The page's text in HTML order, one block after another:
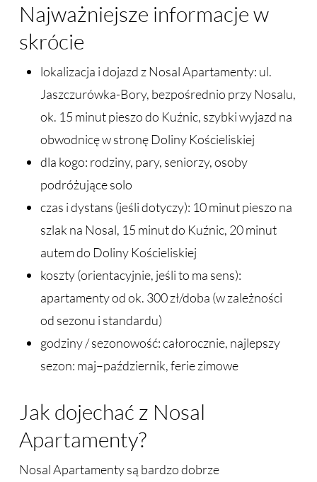
Najważniejsze informacje w
skrócie
lokalizacja i dojazd z Nosal Apartamenty: ul.
Jaszczurówka-Bory, bezpośrednio przy Nosalu,
ok. 15 minut pieszo do Kuźnic, szybki wyjazd na
obwodnicę w stronę Doliny Kościeliskiej
dla kogo: rodziny, pary, seniorzy, osoby
podróżujące solo
czas i dystans (jeśli dotyczy): 10 minut pieszo na
szlak na Nosal, 15 minut do Kuźnic, 20 minut
autem do Doliny Kościeliskiej
koszty (orientacyjnie, jeśli to ma sens):
apartamenty od ok. 300 zł/doba (w zależności
od sezonu i standardu)
godziny / sezonowość: całorocznie, najlepszy
sezon: maj–październik, ferie zimowe
Jak dojechać z Nosal
Apartamenty?
Nosal Apartamenty są bardzo dobrze